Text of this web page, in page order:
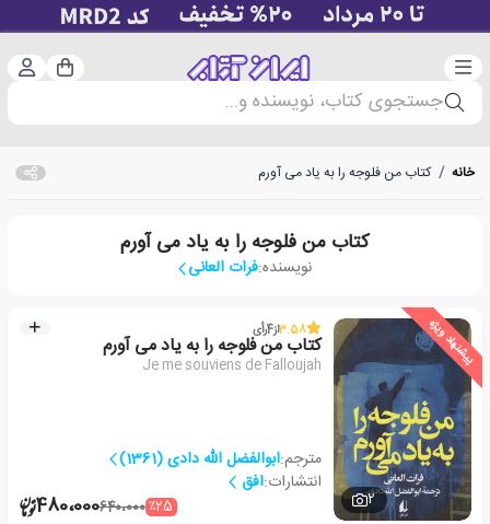
دسته‌بندی سبد
جستجوی کتاب، نویسنده و...
خانه / کتاب من فلوجه را به یاد می آورم
کتاب من فلوجه را به یاد می آورم
نویسنده:فرات العانی
پیشنهاد ویژه
2
3.58از4رأی
کتاب من فلوجه را به یاد می آورم
Je me souviens de Falloujah
مترجم:ابوالفضل الله دادی (1361)
انتشارات:افق
٪25640،000480،000